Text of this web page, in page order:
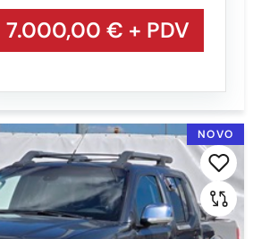
7.000,00 € + PDV
NOVO